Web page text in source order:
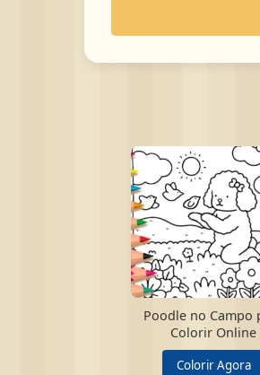
Poodle no Campo
Colorir Online
Colorir Agora